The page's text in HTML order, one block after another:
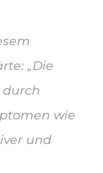
„Die
durch
wie
und